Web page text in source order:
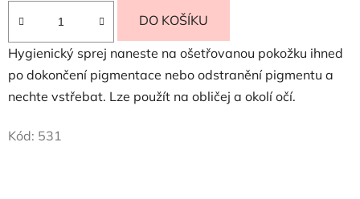
DO KOŠÍKU
Hygienický sprej naneste na ošetřovanou pokožku ihned
po dokončení pigmentace nebo odstranění pigmentu a
nechte vstřebat. Lze použít na obličej a okolí očí.
Kód: 531